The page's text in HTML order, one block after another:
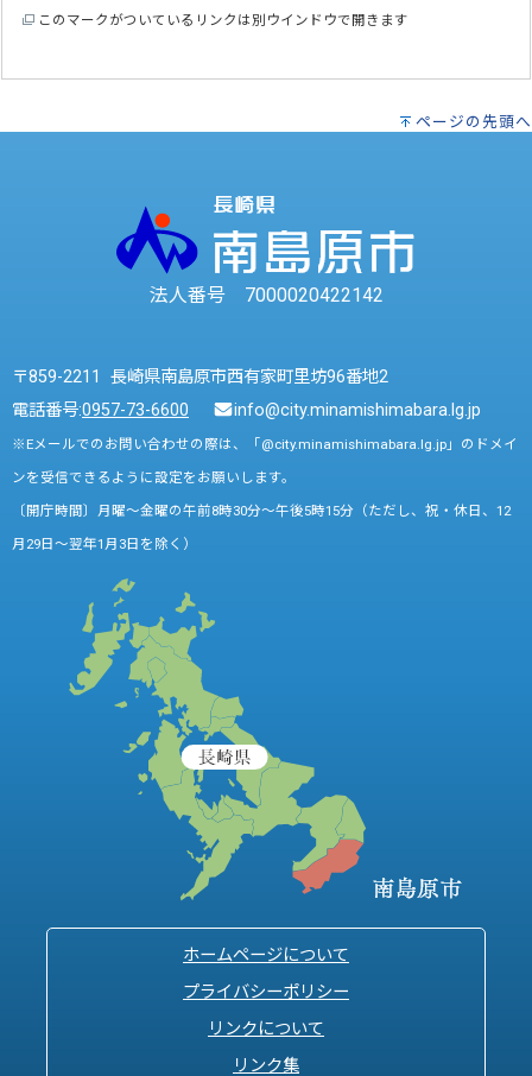
このマークがついているリンクは別ウインドウで開きます
ページの先頭へ
法人番号 7000020422142
〒859-2211 長崎県南島原市西有家町里坊96番地2
電話番号:0957-73-6600 info@city.minamishimabara.lg.jp
※Eメールでのお問い合わせの際は、「@city.minamishimabara.lg.jp」のドメイ
ンを受信できるように設定をお願いします。
〔開庁時間〕月曜～金曜の午前8時30分～午後5時15分（ただし、祝・休日、12
月29日～翌年1月3日を除く）
ホームページについて
プライバシーポリシー
リンクについて
リンク集